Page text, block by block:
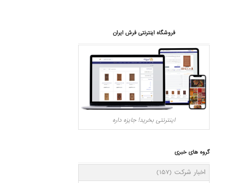
فروشگاه اینترنتی فرش ایران
اینترنتی بخرید! جایزه داره
گروه های خبری
اخبار شرکت (157)